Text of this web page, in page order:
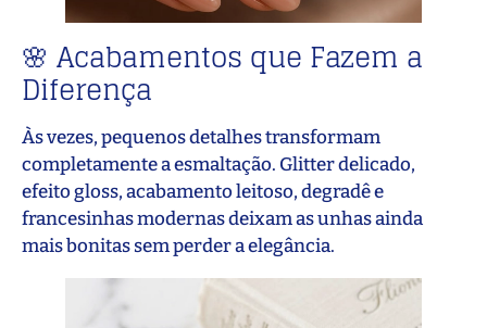
🌸 Acabamentos que Fazem a
Diferença
Às vezes, pequenos detalhes transformam
completamente a esmaltação. Glitter delicado,
efeito gloss, acabamento leitoso, degradê e
francesinhas modernas deixam as unhas ainda
mais bonitas sem perder a elegância.